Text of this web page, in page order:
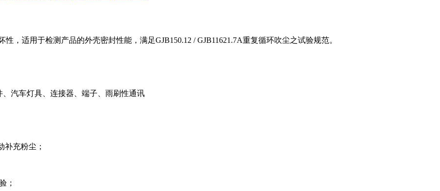
，适用于检测产品的外壳密封性能，满足GJB150.12 / GJB11621.7A重复循环吹尘之试验规范。
汽车灯具、连接器、端子、雨刷性通讯
补充粉尘；
；